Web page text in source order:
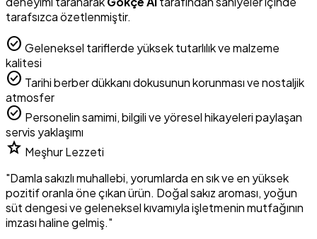
tarafsızca özetlenmiştir.
check_circle Geleneksel tariflerde yüksek tutarlılık ve malzeme
kalitesi
check_circle Tarihi berber dükkanı dokusunun korunması ve nostaljik
atmosfer
check_circle Personelin samimi, bilgili ve yöresel hikayeleri paylaşan
servis yaklaşımı
star Meşhur Lezzeti
"Damla sakızlı muhallebi, yorumlarda en sık ve en yüksek
pozitif oranla öne çıkan ürün. Doğal sakız aroması, yoğun
süt dengesi ve geleneksel kıvamıyla işletmenin mutfağının
imzası haline gelmiş."